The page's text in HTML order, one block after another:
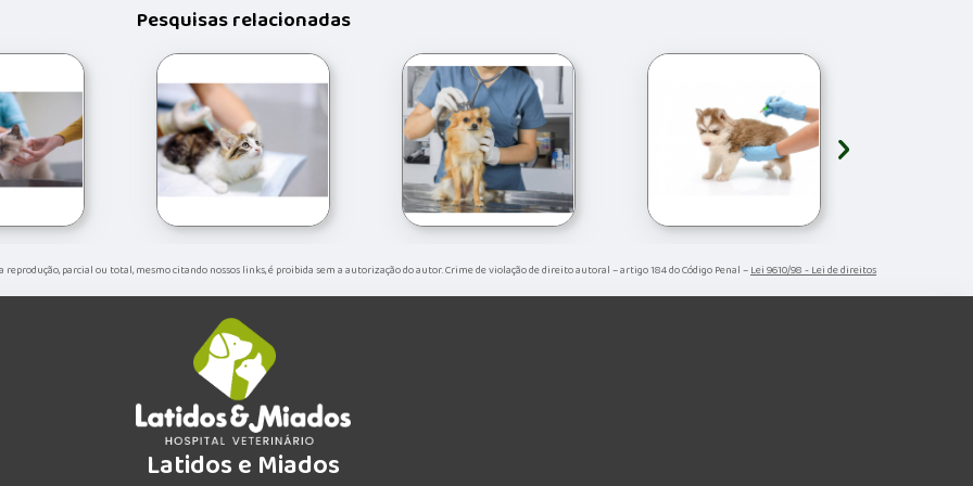
Pesquisas relacionadas
›
reprodução, parcial ou total, mesmo citando nossos links, é proibida sem a autorização do autor. Crime de violação de direito autoral – artigo 184 do Código Penal –Lei 9610/98 - Lei de direitos
Latidos e Miados